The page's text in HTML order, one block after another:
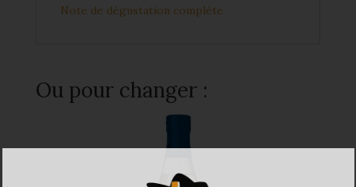
Note de dégustation complète
Ou pour changer :